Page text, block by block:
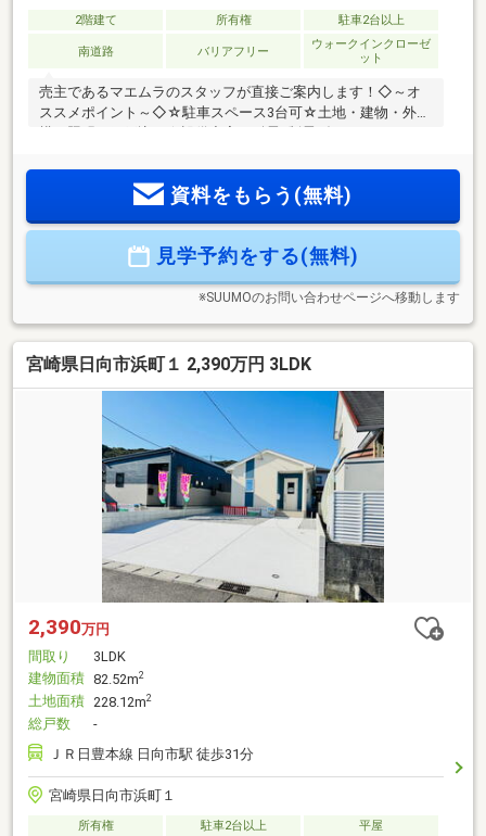
2階建て 所有権 駐車2台以上
南道路 バリアフリー
ウォークインクローゼ
ット
売主であるマエムラのスタッフが直接ご案内します！◇～オ
ススメポイント～◇☆駐車スペース3台可☆土地・建物・外
居室収納付きでお部屋広々♪☆住宅瑕疵担保責任保険、地盤保
証、しろあり保証、アフターサービス付き◇～周辺環境～
法】☆TEL『0982-20-5489』までお電話、または『見学予約す
る(無料)』からお気軽にお問い合わせください。
資料をもらう(無料)
見学予約をする(無料)
※SUUMOのお問い合わせページへ移動します
宮崎県日向市浜町１ 2,390万円 3LDK
2,390万円
間取り
3LDK
建物面積 82.52m2
土地面積 228.12m2
総戸数
-
ＪＲ日豊本線 日向市駅 徒歩31分
宮崎県日向市浜町１
所有権 駐車2台以上 平屋